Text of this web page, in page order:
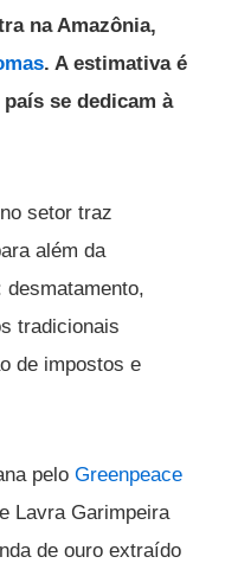
na Amazônia,
. A estimativa é
se dedicam à
setor traz
além da
tradicionais
de impostos e
pelo Greenpeace
Lavra Garimpeira
de ouro extraído